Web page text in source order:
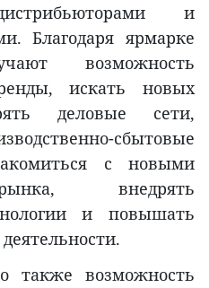
и
Благодаря ярмарке
возможность
искать новых
деловые сети,
сбытовые
с новыми
внедрять
и повышать
также возможность